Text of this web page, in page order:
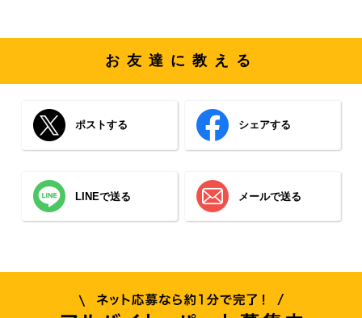
お友達に教える
ポストする シェアする
LINEで送る メールで送る